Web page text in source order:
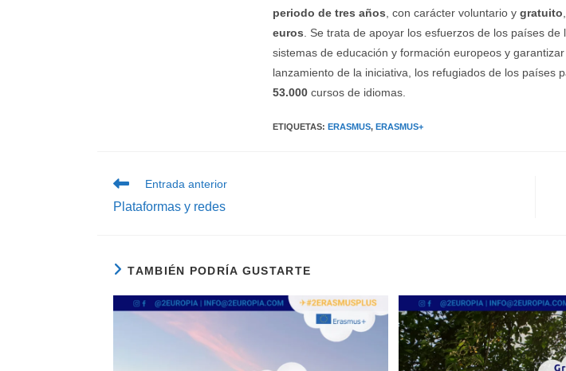
periodo de tres años , con carácter voluntario y gratuito
euros . Se trata de apoyar los esfuerzos de los países
sistemas de educación y formación europeos y
lanzamiento de la iniciativa, los refugiados de los países
53.000 cursos de idiomas.
ETIQUETAS: ERASMUS, ERASMUS+
Leer
artículos
Entrada anterior
Plataformas y redes
TAMBIÉN PODRÍA GUSTARTE